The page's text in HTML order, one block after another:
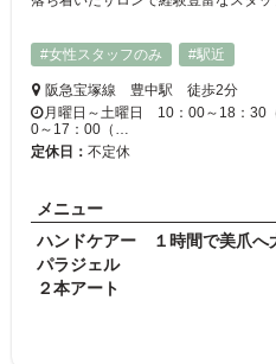
#女性スタッフのみ
#駅近
阪急宝塚線 豊中駅 徒歩2分
月曜日～土曜日 10：00～18：30
0～17：00（…
定休日： 不定休
メニュー
ハンドケアー １時間で美爪へ
パラジェル
２本アート